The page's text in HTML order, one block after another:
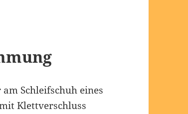
Schleifschuh eines
Klettverschluss